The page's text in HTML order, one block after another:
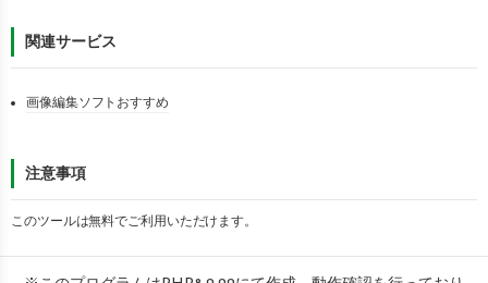
関連サービス
画像編集ソフトおすすめ
注意事項
このツールは無料でご利用いただけます。